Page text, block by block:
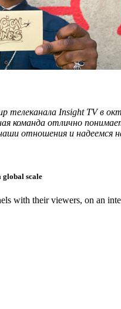
телеканала Insight TV в
команда отлично
отношения и надеемся
global scale
with their viewers, on an